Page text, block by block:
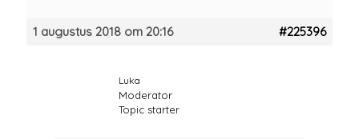
1 augustus 2018 om 20:16 #225396
Luka
Moderator
Topic starter